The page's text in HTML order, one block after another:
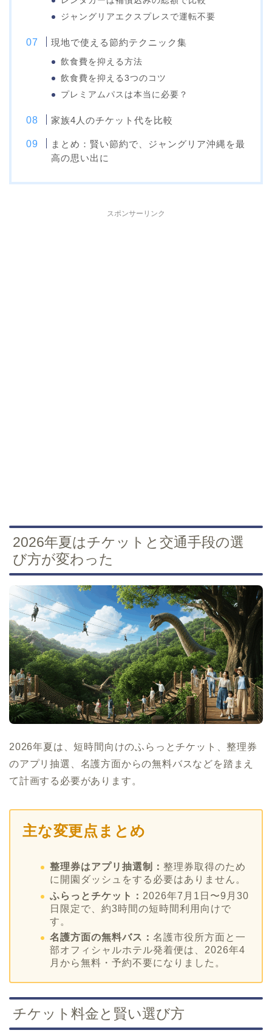
ジャングリアエクスプレスで運転不要
現地で使える節約テクニック集
飲食費を抑える方法
飲食費を抑える3つのコツ
プレミアムパスは本当に必要？
家族4人のチケット代を比較
まとめ：賢い節約で、ジャングリア沖縄を最
高の思い出に
スポンサーリンク
2026年夏はチケットと交通手段の選
び方が変わった
2026年夏は、短時間向けのふらっとチケット、整理券
のアプリ抽選、名護方面からの無料バスなどを踏まえ
て計画する必要があります。
主な変更点まとめ
整理券はアプリ抽選制： 整理券取得のため
に開園ダッシュをする必要はありません。
ふらっとチケット： 2026年7月1日〜9月30
日限定で、約3時間の短時間利用向けで
す。
名護方面の無料バス： 名護市役所方面と一
部オフィシャルホテル発着便は、2026年4
月から無料・予約不要になりました。
チケット料金と賢い選び方